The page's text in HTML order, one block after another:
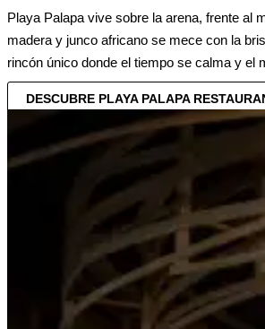
DESCUBRE NUESTROS
RESTAURANTES